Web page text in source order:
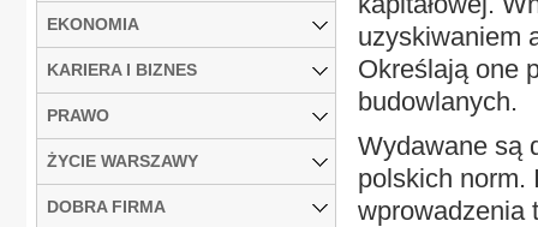
uzyskiwaniem
Określają one
budowlanych.
Wydawane są
polskich norm.
wprowadzenia
EKONOMIA
KARIERA I BIZNES
PRAWO
ŻYCIE WARSZAWY
DOBRA FIRMA